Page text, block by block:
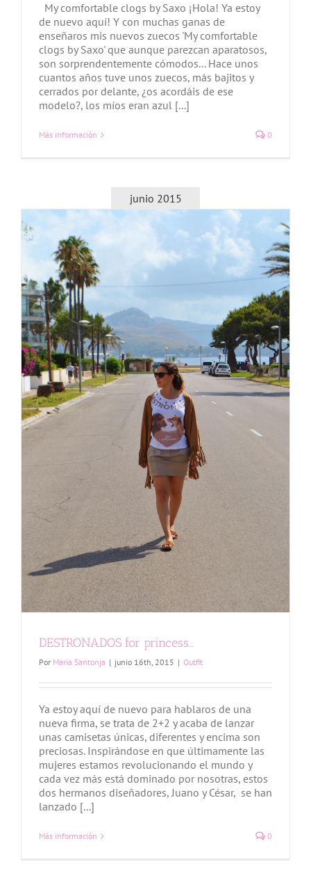
My comfortable clogs by Saxo ¡Hola! Ya estoy
de nuevo aquí! Y con muchas ganas de
enseñaros mis nuevos zuecos 'My comfortable
clogs by Saxo' que aunque parezcan aparatosos,
son sorprendentemente cómodos... Hace unos
cuantos años tuve unos zuecos, más bajitos y
cerrados por delante, ¿os acordáis de ese
modelo?, los míos eran azul [...]
Más información 0
junio 2015
DESTRONADOS for princess…
Por Maria Santonja | junio 16th, 2015 | Outfit
Ya estoy aquí de nuevo para hablaros de una
nueva firma, se trata de 2+2 y acaba de lanzar
unas camisetas únicas, diferentes y encima son
preciosas. Inspirándose en que últimamente las
mujeres estamos revolucionando el mundo y
cada vez más está dominado por nosotras, estos
dos hermanos diseñadores, Juano y César, se han
lanzado [...]
Más información 0